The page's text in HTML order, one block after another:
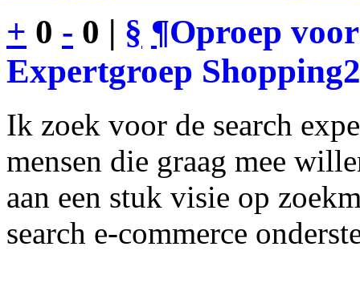
+ 0 - 0 | § ¶Oproep
Expertgroep
Ik zoek voor de search
mensen die graag mee
aan een stuk visie op
search e-commerce